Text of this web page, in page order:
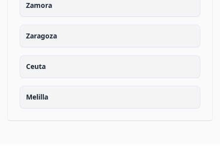
Zamora
Zaragoza
Ceuta
Melilla